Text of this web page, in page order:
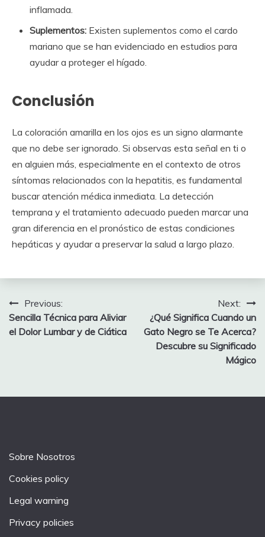
inflamada.
Suplementos: Existen suplementos como el cardo
mariano que se han evidenciado en estudios para
ayudar a proteger el hígado.
Conclusión
La coloración amarilla en los ojos es un signo alarmante
que no debe ser ignorado. Si observas esta señal en ti o
en alguien más, especialmente en el contexto de otros
síntomas relacionados con la hepatitis, es fundamental
buscar atención médica inmediata. La detección
temprana y el tratamiento adecuado pueden marcar una
gran diferencia en el pronóstico de estas condiciones
hepáticas y ayudar a preservar la salud a largo plazo.
Post
navigation
Previous:
Sencilla Técnica para Aliviar
el Dolor Lumbar y de Ciática
Next:
¿Qué Significa Cuando un
Gato Negro se Te Acerca?
Descubre su Significado
Mágico
Sobre Nosotros
Cookies policy
Legal warning
Privacy policies